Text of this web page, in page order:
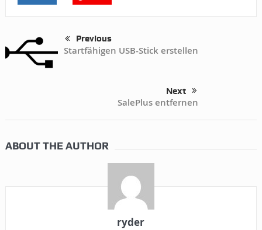
Previous
Startfähigen USB-Stick erstellen
Next
SalePlus entfernen
ABOUT THE AUTHOR
ryder